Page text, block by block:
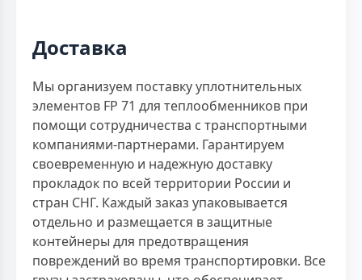
Доставка
Мы организуем поставку уплотнительных
элементов FP 71 для теплообменников при
помощи сотрудничества с транспортными
компаниями-партнерами. Гарантируем
своевременную и надежную доставку
прокладок по всей территории России и
стран СНГ. Каждый заказ упаковывается
отдельно и размещается в защитные
контейнеры для предотвращения
повреждений во время транспортировки. Все